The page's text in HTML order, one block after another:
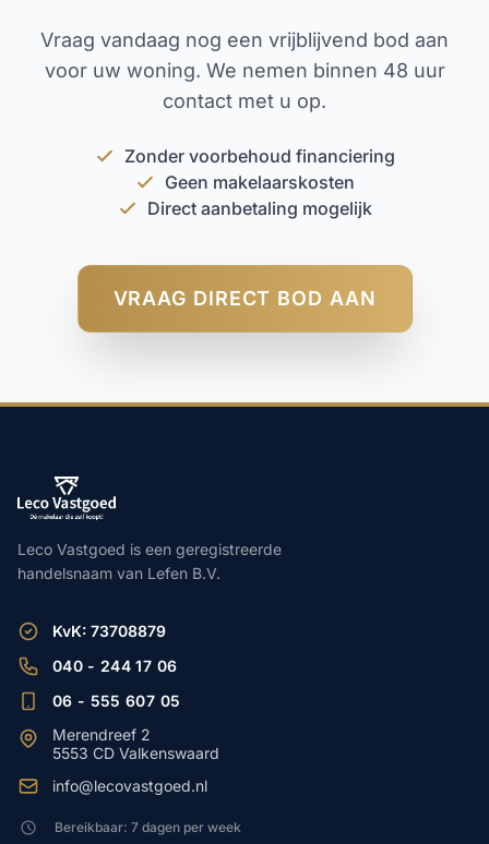
Vraag vandaag nog een vrijblijvend bod aan
voor uw woning. We nemen binnen 48 uur
contact met u op.
Zonder voorbehoud financiering
Geen makelaarskosten
Direct aanbetaling mogelijk
VRAAG DIRECT BOD AAN
Leco Vastgoed is een geregistreerde
handelsnaam van Lefen B.V.
KvK: 73708879
040 - 244 17 06
06 - 555 607 05
Merendreef 2
5553 CD Valkenswaard
info@lecovastgoed.nl
Bereikbaar: 7 dagen per week